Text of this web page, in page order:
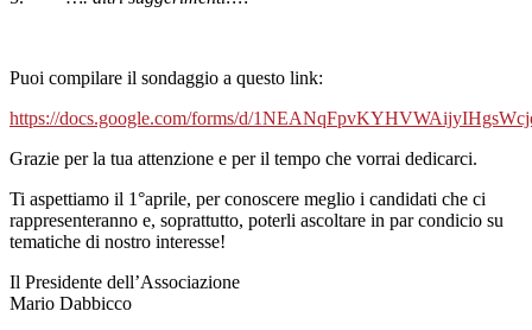
Puoi compilare il sondaggio a questo link:
https://docs.google.com/forms/d/
Grazie per la tua attenzione e per il tempo che vorrai dedicarci.
Ti aspettiamo il 1°aprile, per conoscere meglio i candidati che ci
rappresenteranno e, soprattutto, poterli ascoltare in par condicio su
tematiche di nostro interesse!
Il Presidente dell’Associazione
Mario Dabbicco